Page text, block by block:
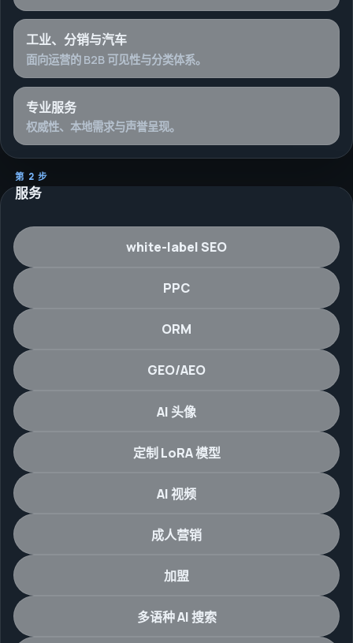
工业、分销与汽车
面向运营的 B2B 可见性与分类体系。
专业服务
权威性、本地需求与声誉呈现。
第 2 步
服务
white-label SEO
PPC
ORM
GEO/AEO
AI 头像
定制 LoRA 模型
AI 视频
成人营销
加盟
多语种 AI 搜索